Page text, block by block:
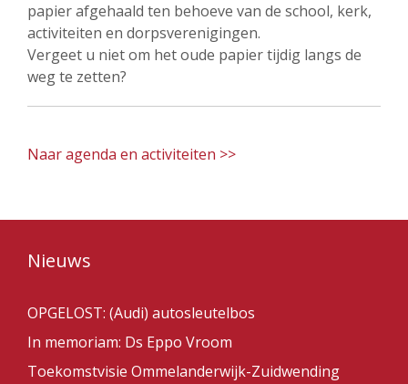
papier afgehaald ten behoeve van de school, kerk,
activiteiten en dorpsverenigingen.
Vergeet u niet om het oude papier tijdig langs de
weg te zetten?
Naar agenda en activiteiten >>
Nieuws
OPGELOST: (Audi) autosleutelbos
In memoriam: Ds Eppo Vroom
Toekomstvisie Ommelanderwijk-Zuidwending